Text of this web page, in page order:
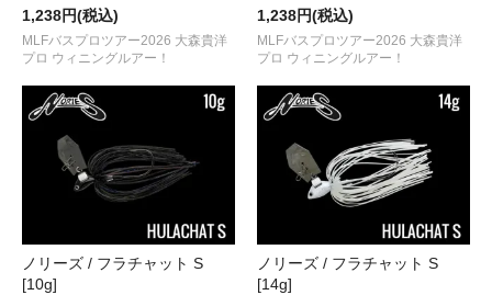
1,238円(税込)
MLFバスプロツアー2026 大森貴洋
プロ ウィニングルアー！
1,238円(税込)
MLFバスプロツアー2026 大森貴洋
プロ ウィニングルアー！
ノリーズ / フラチャット S
[10g]
ノリーズ / フラチャット S
[14g]